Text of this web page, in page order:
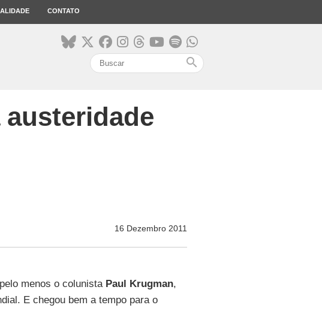
CONTATO
search
austeridade
16 Dezembro 2011
menos o colunista Paul Krugman,
E chegou bem a tempo para o